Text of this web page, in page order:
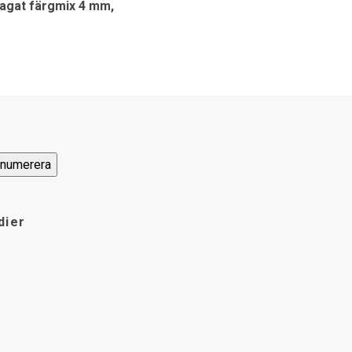
färgmix 4 mm,